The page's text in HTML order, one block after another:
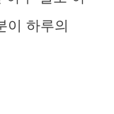
이 하루의